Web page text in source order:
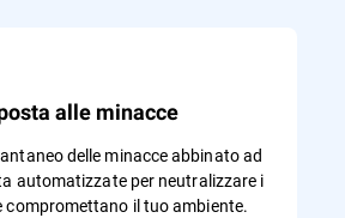
alle minacce
delle minacce abbinato ad
automatizzate per neutralizzare i
compromettano il tuo ambiente.